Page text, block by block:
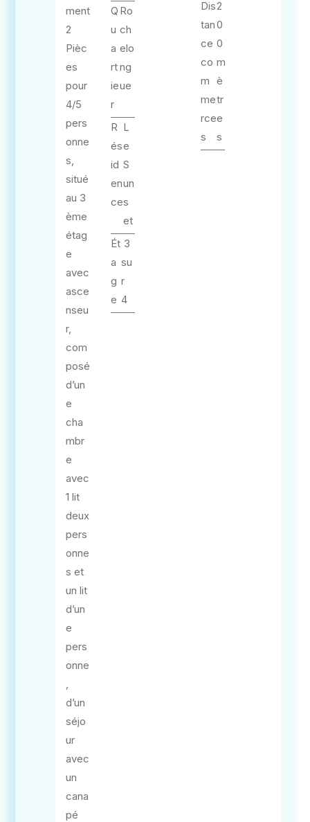
ment
2
Pièc
es
pour
4/5
pers
onne
s,
situé
au 3
ème
étag
e
avec
asce
nseu
r,
com
posé
d’un
e
cha
mbr
e
avec
1 lit
deux
pers
onne
s et
un lit
d’un
e
pers
onne
d’un
séjo
ur
avec
un
cana
pé
Q
u
a
rt
ie
r
Ro
ch
elo
ng
ue
R
és
id
en
ce
L
e
S
un
s
et
Ét
a
g
e
3
su
r
4
Dis
tan
ce
co
m
me
rce
s
2
0
0
m
è
tr
e
s